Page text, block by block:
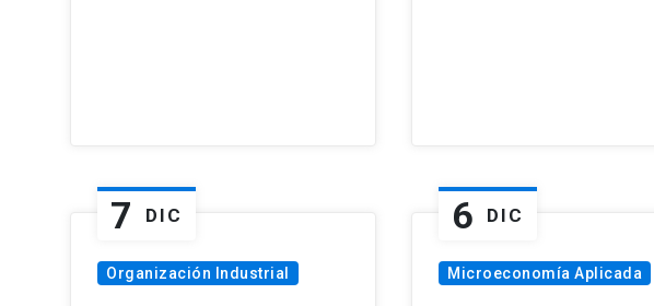
7 DIC
Organización Industrial
6 DIC
Microeconomía Aplicada